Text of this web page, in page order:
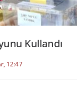
Kullandı
12:47